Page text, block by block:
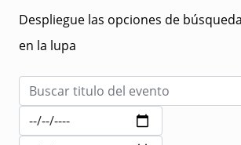
Despliegue las opciones de
en la lupa